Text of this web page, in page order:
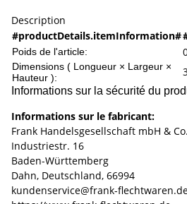
Description
#productDetails.itemInformation#
Poids de l'article:
Dimensions ( Longueur × Largeur ×
Hauteur ):
Informations sur la sécurité du
Informations sur le fabricant:
Frank Handelsgesellschaft mbH &
Industriestr. 16
Baden-Württemberg
Dahn, Deutschland, 66994
kundenservice@frank-